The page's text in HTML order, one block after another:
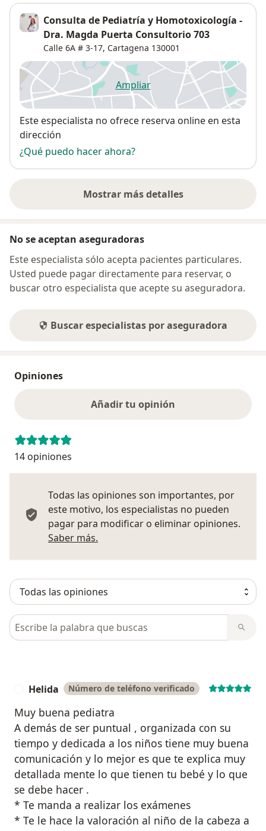
Consulta de Pediatría y Homotoxicología -
Dra. Magda Puerta Consultorio 703
Calle 6A # 3-17, Cartagena 130001
Ampliarse abre en una nueva
Disponibilidad
Este especialista no ofrece reserva online en esta
dirección
¿Qué puedo hacer ahora?
Mostrar más detalles
sobre la dirección
No se aceptan aseguradoras
Este especialista sólo acepta pacientes particulares.
Usted puede pagar directamente para reservar, o
buscar otro especialista que acepte su aseguradora.
Buscar especialistas por aseguradora
Opiniones
Añadir tu opinión
14 opiniones
Todas las opiniones son importantes, por
este motivo, los especialistas no pueden
pagar para modificar o eliminar opiniones.
Saber más.
Busca en opiniones
Helida Número de teléfono verificado
Muy buena pediatra
A demás de ser puntual , organizada con su
tiempo y dedicada a los niños tiene muy buena
comunicación y lo mejor es que te explica muy
detallada mente lo que tienen tu bebé y lo que
se debe hacer .
* Te manda a realizar los exámenes
* Te le hace la valoración al niño de la cabeza a